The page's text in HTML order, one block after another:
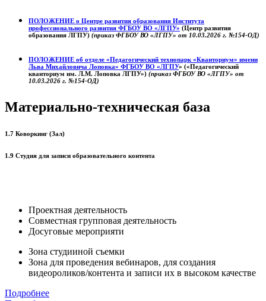
ПОЛОЖЕНИЕ о Центре развития образования Института
профессионального развития ФГБОУ ВО «ЛГПУ» (Центр развития
образования ЛГПУ) (приказ ФГБОУ ВО «ЛГПУ» от 10.03.2026 г. №154-ОД)
ПОЛОЖЕНИЕ об отделе «Педагогический технопарк «Кванториум» имени
Льва Михайловича Лоповка» ФГБОУ ВО «ЛГПУ» («Педагогический
кванториум им. Л.М. Лоповка ЛГПУ») (приказ ФГБОУ ВО «ЛГПУ» от
10.03.2026 г. №154-ОД)
Материально-техническая база
1.7 Коворкинг (Зал)
1.9 Студия для записи образовательного контента
Проектная деятельность
Совместная групповая деятельность
Досуговые мероприяти
Зона студииной съемки
Зона для проведения вебинаров, для создания
видеороликов/контента и записи их в высоком качестве
Подробнее